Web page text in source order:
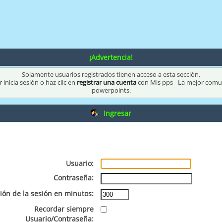
¡Advertencia!
Solamente usuarios registrados tienen acceso a esta sección.
inicia sesión o haz clic en registrar una cuentacon Mis pps - La mejor
powerpoints.
Ingresar
Usuario:
Contraseña:
de la sesión en minutos:
Recordar siempre
Usuario/Contraseña: